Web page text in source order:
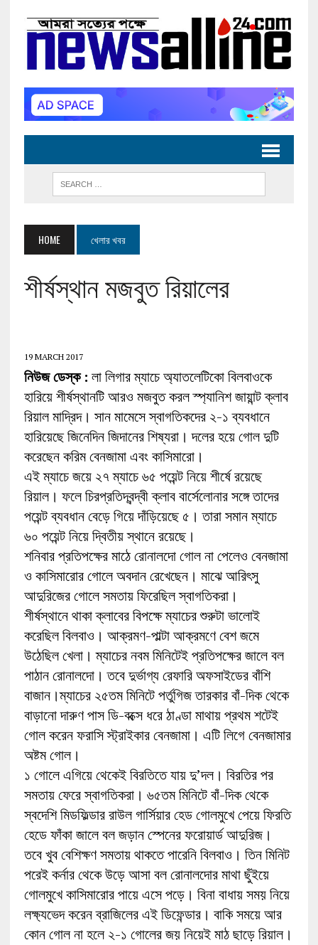
HOME খেলার খবর
শীর্ষস্থান মজবুত রিয়ালের
19 MARCH 2017
নিউজ ডেস্ক : লা লিগার ম্যাচে অ্যাতলেটিকো বিলবাওকে
হারিয়ে শীর্ষস্থানটি আরও মজবুত করল স্প্যানিশ জায়ান্ট ক্লাব
রিয়াল মাদ্রিদ। সান মামেসে স্বাগতিকদের ২-১ ব্যবধানে
হারিয়েছে জিনেদিন জিদানের শিষ্যরা। দলের হয়ে গোল দুটি
করেছেন করিম বেনজামা এবং কাসিমারো।
এই ম্যাচে জয়ে ২৭ ম্যাচে ৬৫ পয়েন্ট নিয়ে শীর্ষে রয়েছে
রিয়াল। ফলে চিরপ্রতিদ্বন্দ্বী ক্লাব বার্সেলোনার সঙ্গে তাদের
পয়েন্ট ব্যবধান বেড়ে গিয়ে দাঁড়িয়েছে ৫। তারা সমান ম্যাচে
৬০ পয়েন্ট নিয়ে দ্বিতীয় স্থানে রয়েছে।
শনিবার প্রতিপক্ষের মাঠে রোনালদো গোল না পেলেও বেনজামা
ও কাসিমারোর গোলে অবদান রেখেছেন। মাঝে আরিৎসু
আদুরিজের গোলে সমতায় ফিরেছিল স্বাগতিকরা।
শীর্ষস্থানে থাকা ক্লাবের বিপক্ষে ম্যাচের শুরুটা ভালোই
করেছিল বিলবাও। আক্রমণ-পাল্টা আক্রমণে বেশ জমে
উঠেছিল খেলা। ম্যাচের নবম মিনিটেই প্রতিপক্ষের জালে বল
পাঠান রোনালদো। তবে দুর্ভাগ্য রেফারি অফসাইডের বাঁশি
বাজান।ম্যাচের ২৫তম মিনিটে পর্তুগিজ তারকার বাঁ-দিক থেকে
বাড়ানো দারুণ পাস ডি-বক্সে ধরে ঠাণ্ডা মাথায় প্রথম শটেই
গোল করেন ফরাসি স্ট্রাইকার বেনজামা। এটি লিগে বেনজামার
অষ্টম গোল।
১ গোলে এগিয়ে থেকেই বিরতিতে যায় দু’দল। বিরতির পর
সমতায় ফেরে স্বাগতিকরা। ৬৫তম মিনিটে বাঁ-দিক থেকে
স্বদেশি মিডফিল্ডার রাউল গার্সিয়ার হেড গোলমুখে পেয়ে ফিরতি
হেডে ফাঁকা জালে বল জড়ান স্পেনের ফরোয়ার্ড আদুরিজ।
তবে খুব বেশিক্ষণ সমতায় থাকতে পারেনি বিলবাও। তিন মিনিট
পরেই কর্নার থেকে উড়ে আসা বল রোনালদোর মাথা ছুঁইয়ে
গোলমুখে কাসিমারোর পায়ে এসে পড়ে। বিনা বাধায় সময় নিয়ে
লক্ষ্যভেদ করেন ব্রাজিলের এই ডিফেন্ডার। বাকি সময়ে আর
কোন গোল না হলে ২-১ গোলের জয় নিয়েই মাঠ ছাড়ে রিয়াল।